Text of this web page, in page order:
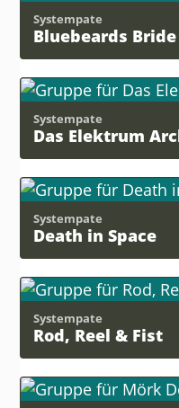
Systempate
Bluebeards Bride
Systempate
Das Elektrum
Systempate
Death in Space
Systempate
Rod, Reel & Fist